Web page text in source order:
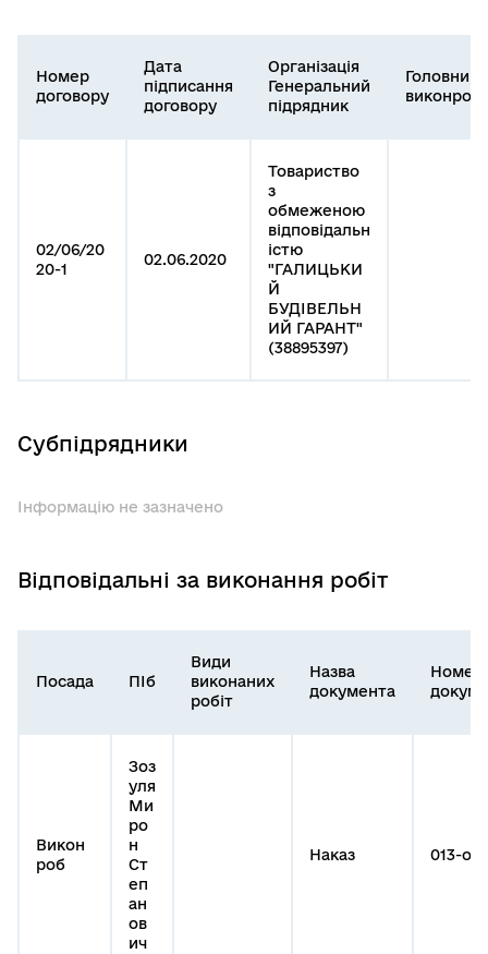
Номер
договору
Дата
підписання
договору
Організація
Генеральний
підрядник
Головний
виконроб
02/06/20
20-1
02.06.2020
Товариство
з
обмеженою
відповідальн
істю
"ГАЛИЦЬКИ
Й
БУДІВЕЛЬН
ИЙ ГАРАНТ"
(38895397)
Субпідрядники
Інформацію не зазначено
Відповідальні за виконання робіт
Посада ПІб
Види
виконаних
робіт
Назва
документа
Номер
Викон
роб
Зоз
уля
Ми
ро
н
Ст
еп
ан
ов
ич
Наказ 013-оп